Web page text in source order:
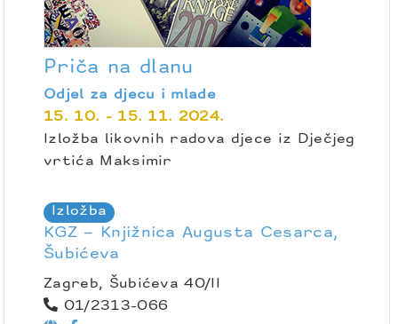
Priča na dlanu
Odjel za djecu i mlade
15. 10. - 15. 11. 2024.
Izložba likovnih radova djece iz Dječjeg
vrtića Maksimir
Izložba
KGZ – Knjižnica Augusta Cesarca,
Šubićeva
Zagreb, Šubićeva 40/II
01/2313-066